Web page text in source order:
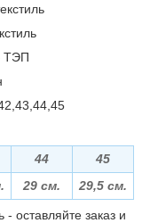
ТЭП
44
45
29 см. 29,5 см.
оставляйте заказ и